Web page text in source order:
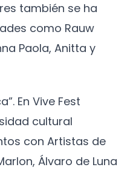
también se ha
como Rauw
Paola, Anitta y
En Vive Fest
cultural
con Artistas de
Álvaro de Luna